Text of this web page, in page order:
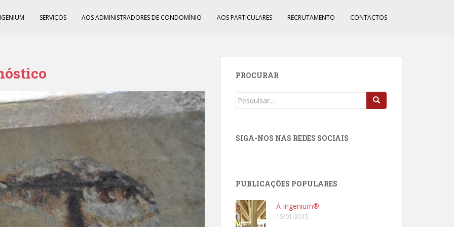
SERVIÇOS AOS ADMINISTRADORES DE CONDOMÍNIO AOS PARTICULARES RECRUTAMENTO CONTACTOS
PROCURAR
Procurar
SIGA-NOS NAS REDES SOCIAIS
PUBLICAÇÕES POPULARES
A Ingenium®
15/01/2015